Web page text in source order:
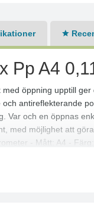
Pp A4
öppning upptill
antireflekterande
Var och en öppnas
med möjlighet att
- Mått: A4 -